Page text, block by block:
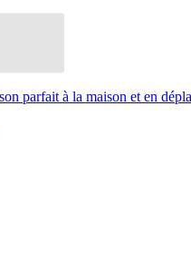
parfait à la maison et en